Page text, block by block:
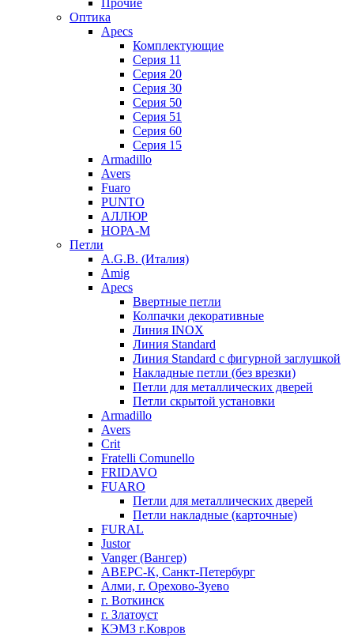
Прочие
Оптика
Apecs
Комплектующие
Серия 11
Серия 20
Серия 30
Серия 50
Серия 51
Серия 60
Серия 15
Armadillo
Avers
Fuaro
PUNTO
АЛЛЮР
НОРА-М
Петли
A.G.B. (Италия)
Amig
Apecs
Ввертные петли
Колпачки декоративные
Линия INOX
Линия Standard
Линия Standard с фигурной заглушкой
Накладные петли (без врезки)
Петли для металлических дверей
Петли скрытой установки
Armadillo
Avers
Crit
Fratelli Comunello
FRIDAVO
FUARO
Петли для металлических дверей
Петли накладные (карточные)
FURAL
Justor
Vanger (Вангер)
АВЕРС-К, Санкт-Петербург
Алми, г. Орехово-Зуево
г. Воткинск
г. Златоуст
КЭМЗ г.Ковров